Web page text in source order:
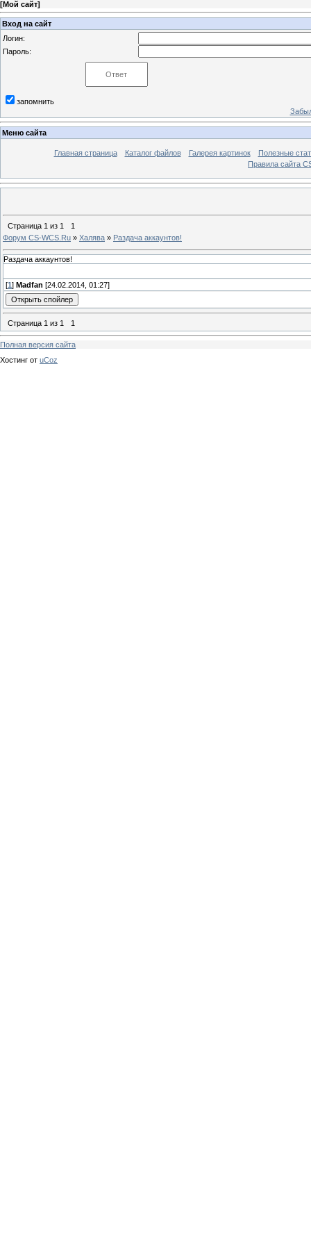
[Мой сайт]
Вход на сайт
Логин:
Пароль:
запомнить
Меню сайта
Главная страница Каталог файлов Галерея картинок
Полезные
Правила сайта
Страница 1 из 1
1
Форум CS-WCS.Ru » Халява » Раздача аккаунтов!
Раздача аккаунтов!
[1 ] Madfan [24.02.2014, 01:27]
Страница 1 из 1 1
Полная версия сайта
Хостинг от uCoz